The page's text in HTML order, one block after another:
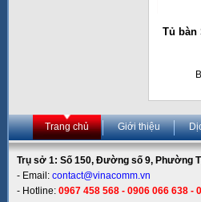
Tủ bàn
Trang chủ Giới thiệu
Trụ sở 1: Số 150, Đường số 9, Phường
- Email: contact@vinacomm.vn
- Hotline: 0967 458 568 - 0906 066 638 -